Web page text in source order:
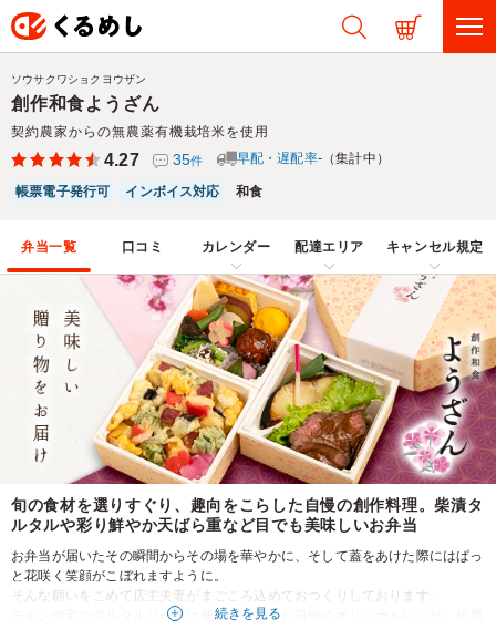
創作和食ようざん
契約農家からの無農薬有機栽培米を使用
ソウサクワショクヨウザン
4.27 35件 早配・遅配率-（集計中）
帳票電子発行可 インボイス対応 和食
弁当一覧 口コミ カレンダー 配達エリア キャンセル規定
旬の食材を選りすぐり、趣向をこらした自慢の創作料理。柴漬タ
ルタルや彩り鮮やか天ばら重など目でも美味しいお弁当
お弁当が届いたその瞬間からその場を華やかに、そして蓋をあけた際にはぱっ
と花咲く笑顔がこぼれますように。
そんな願いをこめて店主夫妻がまごころ込めておつくりしております。
チキン南蛮のタルタルソースは柴漬けを加えた自慢のオリジナルレシピ。綺麗
続きを見る